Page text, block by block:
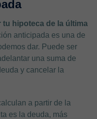
tu hipoteca de la última
anticipada es una de
dar. Puede ser
una suma de
y cancelar la
a partir de la
es la deuda, más